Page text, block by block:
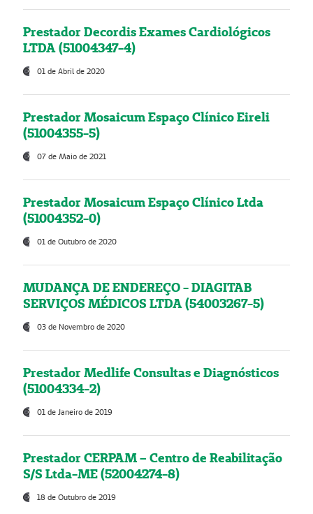
Prestador Decordis Exames Cardiológicos
LTDA (51004347-4)
01 de Abril de 2020
Prestador Mosaicum Espaço Clínico Eireli
(51004355-5)
07 de Maio de 2021
Prestador Mosaicum Espaço Clínico Ltda
(51004352-0)
01 de Outubro de 2020
MUDANÇA DE ENDEREÇO - DIAGITAB
SERVIÇOS MÉDICOS LTDA (54003267-5)
03 de Novembro de 2020
Prestador Medlife Consultas e Diagnósticos
(51004334-2)
01 de Janeiro de 2019
Prestador CERPAM – Centro de Reabilitação
S/S Ltda-ME (52004274-8)
18 de Outubro de 2019